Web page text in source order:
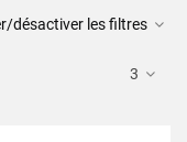
désactiver les filtres
3